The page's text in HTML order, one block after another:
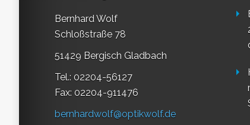
Bernhard Wolf
Schloßstraße 78
51429 Bergisch Gladbach
Tel.: 02204-56127
Fax: 02204-911476
bernhardwolf@optikwolf.de